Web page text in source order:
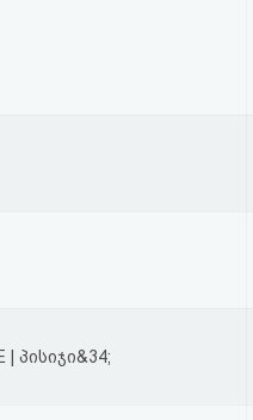
პისიჯი&34;